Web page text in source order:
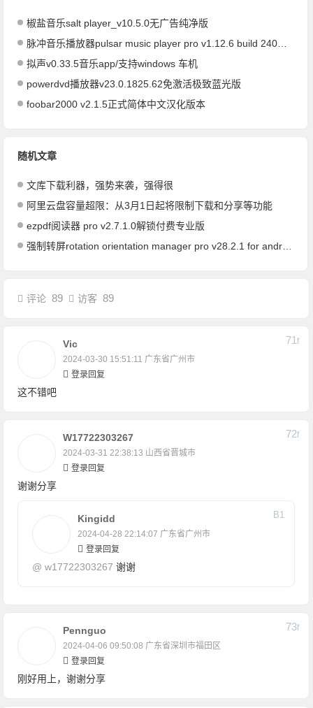
椒盐音乐salt player_v10.5.0无广告纯净版
脉冲音乐播放器pulsar music player pro v1.12.6 build 240高级版
拟声v0.33.5音乐app/支持windows 车机
powerdvd播放器v23.0.1825.62免激活极致蓝光版
foobar2000 v2.1.5正式简体中文汉化版本
随机文章
文库下载利器，强势来袭，强得很
阿里云盘容量超限：从3月1日起将限制下载和分享等功能
ezpdf阅读器 pro v2.7.1.0解锁付费专业版
强制转屏rotation orientation manager pro v28.2.1 for android解锁付费版
评论89 访客89
Vic
2024-03-30 15:51:11 广东省广州市
71F
登录回复
这不错吧
W17722303267
2024-03-31 22:38:13 山西省晋城市
72F
登录回复
谢谢分享
Kingidd
2024-04-28 22:14:07 广东省广州市
B1
登录回复
@w17722303267 谢谢
Pennguo
2024-04-06 09:50:08 广东省深圳市福田区
73F
登录回复
刚好用上，谢谢分享